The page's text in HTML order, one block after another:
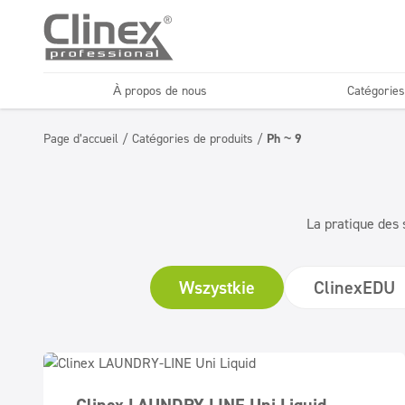
À propos de nous
Lavages de voitures
Page d’accueil / Catégories de produits / Ph ~ 9
La pratique
Wszystkie ClinexEDU